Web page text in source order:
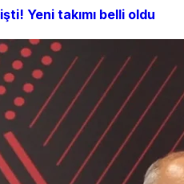
Yeni takımı belli oldu